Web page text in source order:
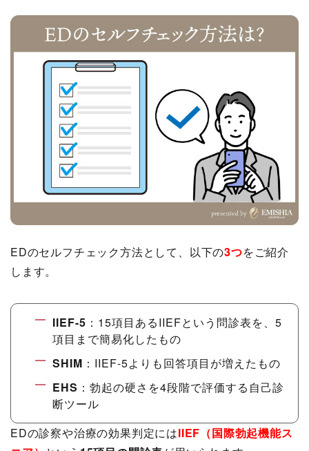
EDのセルフチェック方法として、以下の3つをご紹介
します。
IIEF-5 ：15項目あるIIEFという問診表を、5
項目まで簡易化したもの
SHIM ：IIEF-5よりも回答項目が増えたもの
EHS ：勃起の硬さを4段階で評価する自己診
断ツール
EDの診察や治療の効果判定にはIIEF（国際勃起機能ス